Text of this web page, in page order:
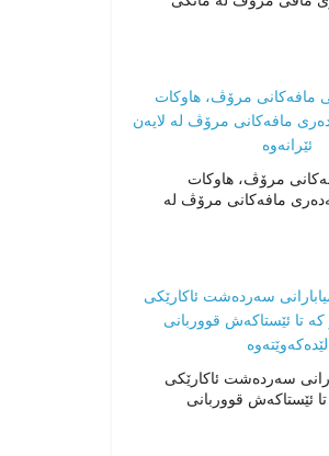
مرۆڤ، هاوکات
مافەکانی مرۆڤ لە
سەردەشت ئاکارێکی
ئێستاکەش قووربانی